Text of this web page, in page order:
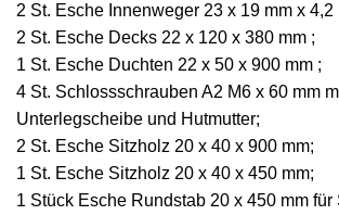
2 St. Esche Innenweger 23 x 19 mm x 4,2
2 St. Esche Decks 22 x 120 x 380 mm ;
1 St. Esche Duchten 22 x 50 x 900 mm ;
4 St. Schlossschrauben A2 M6 x 60 mm
Unterlegscheibe und Hutmutter;
2 St. Esche Sitzholz 20 x 40 x 900 mm;
1 St. Esche Sitzholz 20 x 40 x 450 mm;
1 Stück Esche Rundstab 20 x 450 mm für